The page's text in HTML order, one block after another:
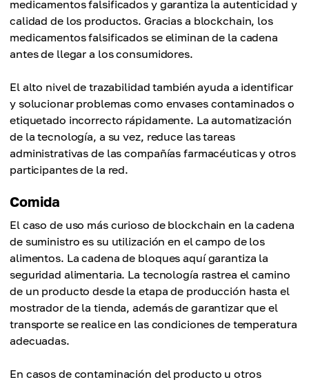
medicamentos falsificados y garantiza la autenticidad y
calidad de los productos. Gracias a blockchain, los
medicamentos falsificados se eliminan de la cadena
antes de llegar a los consumidores.
El alto nivel de trazabilidad también ayuda a identificar
y solucionar problemas como envases contaminados o
etiquetado incorrecto rápidamente. La automatización
de la tecnología, a su vez, reduce las tareas
administrativas de las compañías farmacéuticas y otros
participantes de la red.
Comida
El caso de uso más curioso de blockchain en la cadena
de suministro es su utilización en el campo de los
alimentos. La cadena de bloques aquí garantiza la
seguridad alimentaria. La tecnología rastrea el camino
de un producto desde la etapa de producción hasta el
mostrador de la tienda, además de garantizar que el
transporte se realice en las condiciones de temperatura
adecuadas.
En casos de contaminación del producto u otros